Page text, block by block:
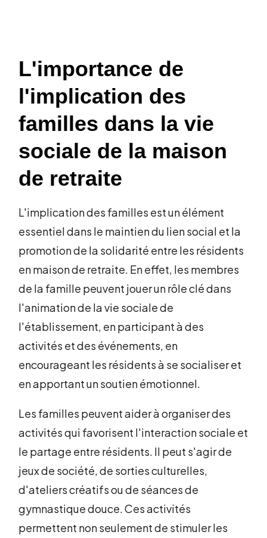
L'importance de
l'implication des
familles dans la vie
sociale de la maison
de retraite
L'implication des familles est un élément
essentiel dans le maintien du lien social et la
promotion de la solidarité entre les résidents
en maison de retraite. En effet, les membres
de la famille peuvent jouer un rôle clé dans
l'animation de la vie sociale de
l'établissement, en participant à des
activités et des événements, en
encourageant les résidents à se socialiser et
en apportant un soutien émotionnel.
Les familles peuvent aider à organiser des
activités qui favorisent l'interaction sociale et
le partage entre résidents. Il peut s'agir de
jeux de société, de sorties culturelles,
d'ateliers créatifs ou de séances de
gymnastique douce. Ces activités
permettent non seulement de stimuler les